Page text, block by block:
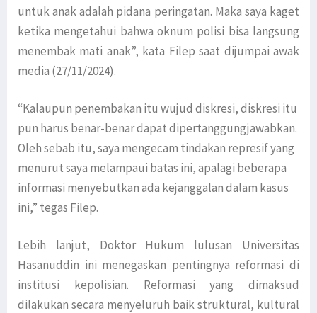
untuk anak adalah pidana peringatan. Maka saya kaget
ketika mengetahui bahwa oknum polisi bisa langsung
menembak mati anak”, kata Filep saat dijumpai awak
media (27/11/2024).
“Kalaupun penembakan itu wujud diskresi, diskresi itu
pun harus benar-benar dapat dipertanggungjawabkan.
Oleh sebab itu, saya mengecam tindakan represif yang
menurut saya melampaui batas ini, apalagi beberapa
informasi menyebutkan ada kejanggalan dalam kasus
ini,” tegas Filep.
Lebih lanjut, Doktor Hukum lulusan Universitas
Hasanuddin ini menegaskan pentingnya reformasi di
institusi kepolisian. Reformasi yang dimaksud
dilakukan secara menyeluruh baik struktural, kultural